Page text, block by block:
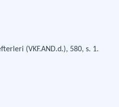
(VKF.AND.d.), 580, s. 1.